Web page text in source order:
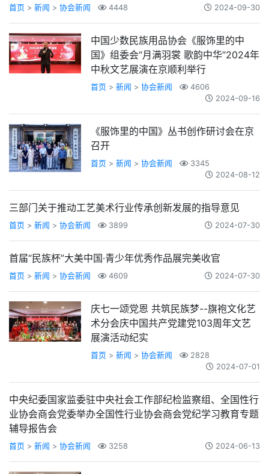
首页 > 新闻 > 协会新闻 4448 2024-09-30
中国少数民族用品协会《服饰里的中
国》组委会“月满羽裳 歌韵中华”2024年
中秋文艺展演在京顺利举行
首页 > 新闻 > 协会新闻
4606
2024-09-16
《服饰里的中国》丛书创作研讨会在京
召开
首页 > 新闻 > 协会新闻
3345
2024-08-12
三部门关于推动工艺美术行业传承创新发展的指导意见
首页 > 新闻 > 协会新闻 3899 2024-07-30
首届“民族杯”大美中国·青少年优秀作品展完美收官
首页 > 新闻 > 协会新闻 4609 2024-07-30
庆七一颂党恩 共筑民族梦--旗袍文化艺
术分会庆中国共产党建党103周年文艺
展演活动纪实
首页 > 新闻 > 协会新闻
2828
2024-07-01
中央纪委国家监委驻中央社会工作部纪检监察组、全国性行
业协会商会党委举办全国性行业协会商会党纪学习教育专题
辅导报告会
首页 > 新闻 > 协会新闻 3258 2024-06-13